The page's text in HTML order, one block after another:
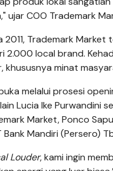
ujar COO Trademark
2011, Trademark
2.000 local brand.
khususnya minat
melalui prosesi
Lucia Ike Purwandini
Market, Ponco
Mandiri (Persero)
Louder, kami ingin